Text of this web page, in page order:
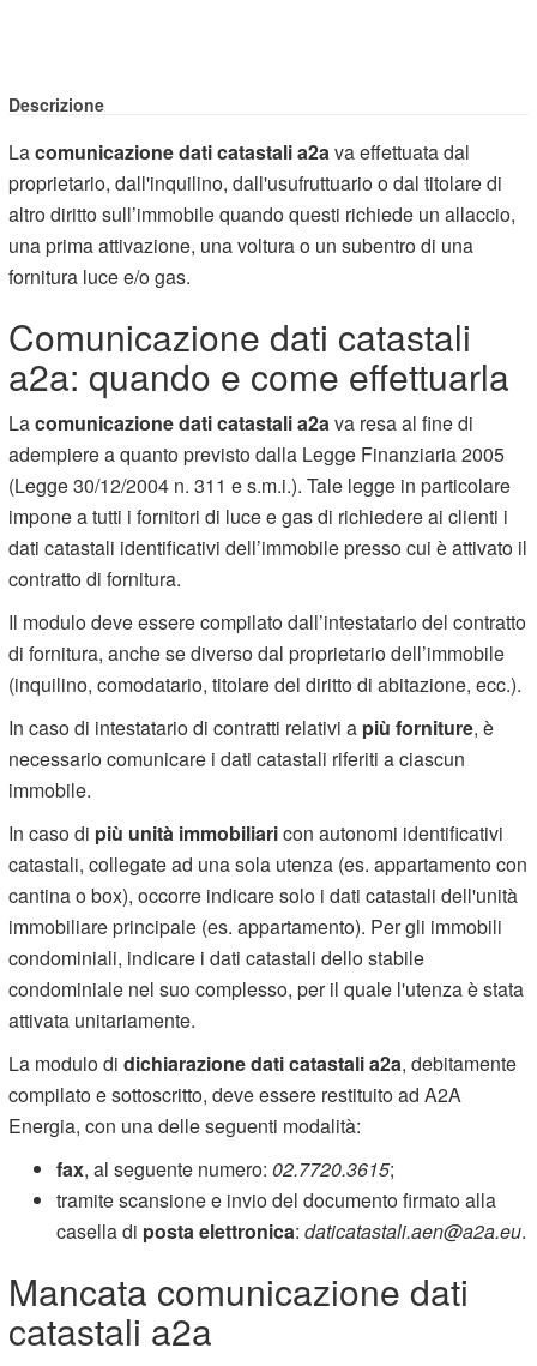
Descrizione
Lacomunicazione dati catastali a2a va effettuata dal
proprietario, dall'inquilino, dall'usufruttuario o dal titolare di
altro diritto sull’immobile quando questi richiede un allaccio,
una prima attivazione, una voltura o un subentro di una
fornitura luce e/o gas.
Comunicazione dati catastali
a2a: quando e come effettuarla
Lacomunicazione dati catastali a2a va resa al fine di
adempiere a quanto previsto dalla Legge Finanziaria 2005
(Legge 30/12/2004 n. 311 e s.m.i.). Tale legge in particolare
impone a tutti i fornitori di luce e gas di richiedere ai clienti i
dati catastali identificativi dell’immobile presso cui è attivato il
contratto di fornitura.
Il modulo deve essere compilato dall’intestatario del contratto
di fornitura, anche se diverso dal proprietario dell’immobile
(inquilino, comodatario, titolare del diritto di abitazione, ecc.).
In caso di intestatario di contratti relativi a più forniture, è
necessario comunicare i dati catastali riferiti a ciascun
immobile.
In caso di più unità immobiliaricon autonomi identificativi
catastali, collegate ad una sola utenza (es. appartamento con
cantina o box), occorre indicare solo i dati catastali dell'unità
immobiliare principale (es. appartamento). Per gli immobili
condominiali, indicare i dati catastali dello stabile
condominiale nel suo complesso, per il quale l'utenza è stata
attivata unitariamente.
La modulo didichiarazione dati catastali a2a, debitamente
compilato e sottoscritto, deve essere restituito ad A2A
Energia, con una delle seguenti modalità:
fax, al seguente numero:02.7720.3615;
tramite scansione e invio del documento firmato alla
casella di posta elettronica:daticatastali.aen@a2a.eu.
Mancata comunicazione dati
catastali a2a